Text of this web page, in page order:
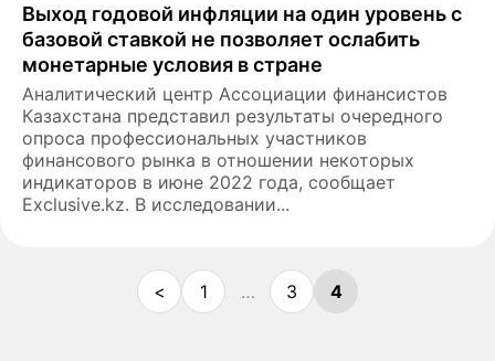
Выход годовой инфляции на один уровень с
базовой ставкой не позволяет ослабить
монетарные условия в стране
Аналитический центр Ассоциации финансистов
Казахстана представил результаты очередного
опроса профессиональных участников
финансового рынка в отношении некоторых
индикаторов в июне 2022 года, сообщает
Exclusive.kz. В исследовании...
< 1 … 3 4